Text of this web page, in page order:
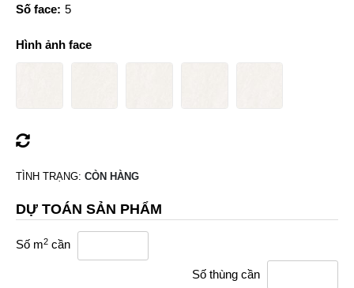
Số face: 5
Hình ảnh face
TÌNH TRẠNG: CÒN HÀNG
DỰ TOÁN SẢN PHẨM
Số m2 cần
Số thùng cần